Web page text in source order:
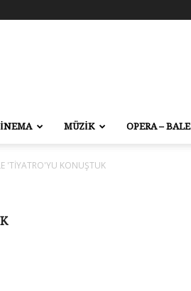
MÜZİK OPERA – BALE
'TİYATRO'YU KONUŞTUK